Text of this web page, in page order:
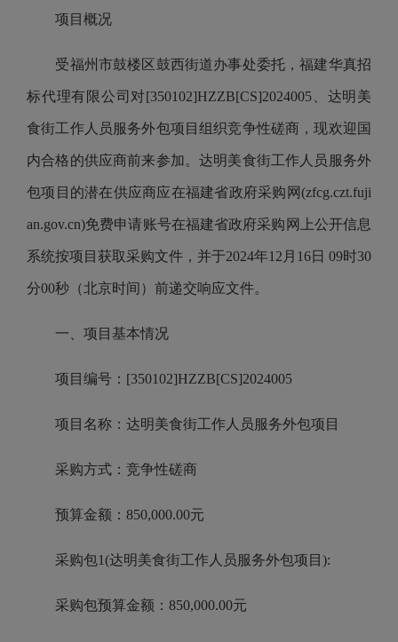
项目概况
受福州市鼓楼区鼓西街道办事处委托，福建华真招
标代理有限公司对[350102]HZZB[CS]2024005、达明美
食街工作人员服务外包项目组织竞争性磋商，现欢迎国
内合格的供应商前来参加。达明美食街工作人员服务外
包项目的潜在供应商应在福建省政府采购网(zfcg.czt.fuji
an.gov.cn)免费申请账号在福建省政府采购网上公开信息
系统按项目获取采购文件，并于2024年12月16日 09时30
分00秒（北京时间）前递交响应文件。
一、项目基本情况
项目编号：[350102]HZZB[CS]2024005
项目名称：达明美食街工作人员服务外包项目
采购方式：竞争性磋商
预算金额：850,000.00元
采购包1(达明美食街工作人员服务外包项目):
采购包预算金额：850,000.00元